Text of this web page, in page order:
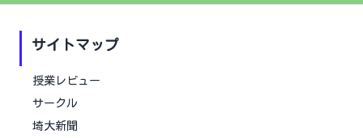
サイトマップ
授業レビュー
サークル
埼大新聞